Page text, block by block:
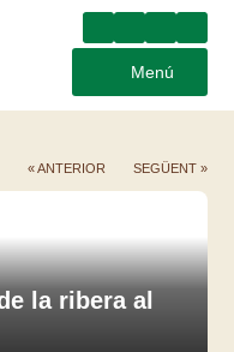
Menú
« ANTERIOR SEGÜENT »
la ribera al